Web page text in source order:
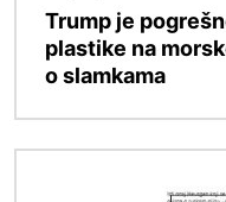
Trump je
plastike na
o slamkama